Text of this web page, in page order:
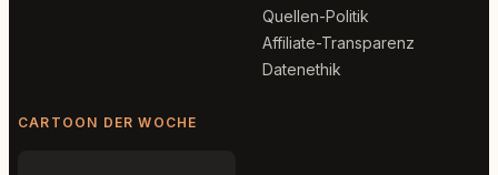
Quellen-Politik
Affiliate-Transparenz
Datenethik
CARTOON DER WOCHE